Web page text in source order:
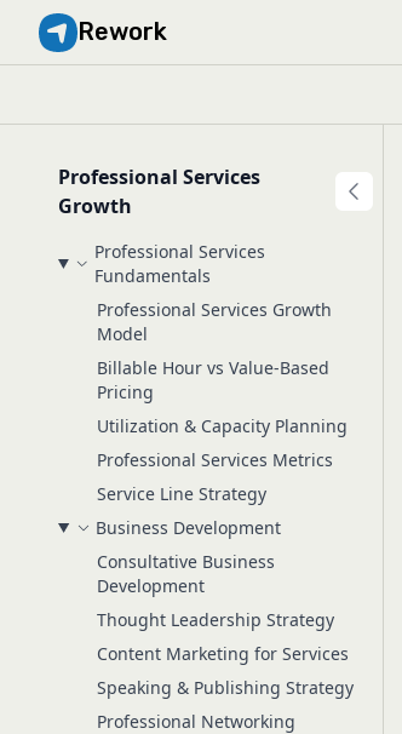
Rework
Professional Services
Growth
Professional Services
Fundamentals
Professional Services Growth
Model
Billable Hour vs Value-Based
Pricing
Utilization & Capacity Planning
Professional Services Metrics
Service Line Strategy
Business Development
Consultative Business
Development
Thought Leadership Strategy
Content Marketing for Services
Speaking & Publishing Strategy
Professional Networking